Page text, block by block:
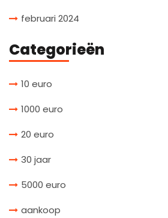
februari 2024
Categorieën
10 euro
1000 euro
20 euro
30 jaar
5000 euro
aankoop